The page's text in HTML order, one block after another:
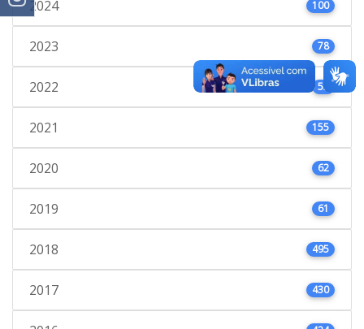
2024 100
2023 78
2022 53
2021 155
2020 62
2019 61
2018 495
2017 430